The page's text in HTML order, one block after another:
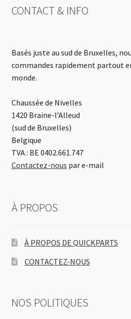
CONTACT & INFO
Basés juste au sud de Bruxelles,
commandes rapidement partout
monde.
Chaussée de Nivelles
1420 Braine-l’Alleud
(sud de Bruxelles)
Belgique
TVA : BE 0402.661.747
Contactez-nous par e-mail
À PROPOS
À PROPOS DE QUICKPARTS
CONTACTEZ-NOUS
NOS POLITIQUES